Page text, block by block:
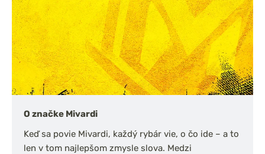
O značke Mivardi
Keď sa povie Mivardi, každý rybár vie, o čo ide – a to
len v tom najlepšom zmysle slova. Medzi